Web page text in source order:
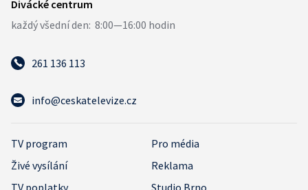
261 136 113
info@ceskatelevize.cz
TV program
Pro média
Živé vysílání
Reklama
TV poplatky
Studio Brno